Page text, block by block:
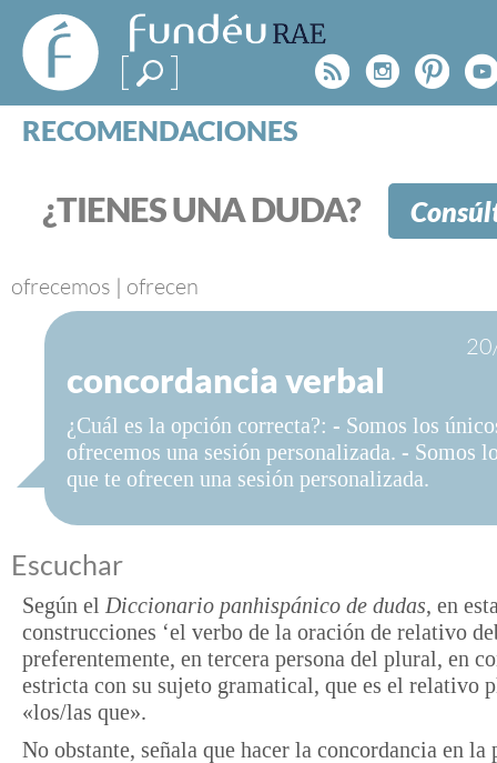
FundéuRAE
- Fundación
del Español
Urgente
Rss
RECOMENDACIONES
CATEGORÍAS
ESPECIALES
BLOG
NOTICIAS
SOBRE LA FUNDÉURAE
FundéuRAE es una fundación patrocinada por la
el buen uso del español en los medios de
Internet.
¿TIENES UNA DUDA?
ofrecemos | ofrecen
concordancia verbal
¿Cuál es la opción correcta?: - Somos los
ofrecemos una sesión personalizada. - Somos
que te ofrecen una sesión personalizada.
Escuchar
Según el Diccionario panhispánico de dudas, en
construcciones ‘el verbo de la oración de relativo
preferentemente, en tercera persona del plural, en
estricta con su sujeto gramatical, que es el relativo
«los/las que».
No obstante, señala que hacer la concordancia en la